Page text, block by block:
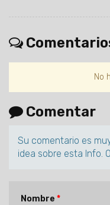
No
Comentar
Su comentario es
idea sobre esta Info.
Nombre